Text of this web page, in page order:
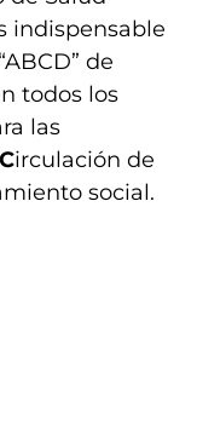
indispensable
de
todos los
las
Circulación de
social.